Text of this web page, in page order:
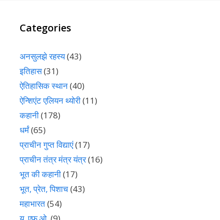
Categories
अनसुलझे रहस्य(43)
इतिहास(31)
ऐतिहासिक स्थान(40)
ऐन्शिएंट एलियन थ्योरी(11)
कहानी(178)
धर्मं(65)
प्राचीन गुप्त विद्याएं(17)
प्राचीन तंत्र मंत्र यंत्र(16)
भूत की कहानी(17)
भूत, प्रेत, पिशाच(43)
महाभारत(54)